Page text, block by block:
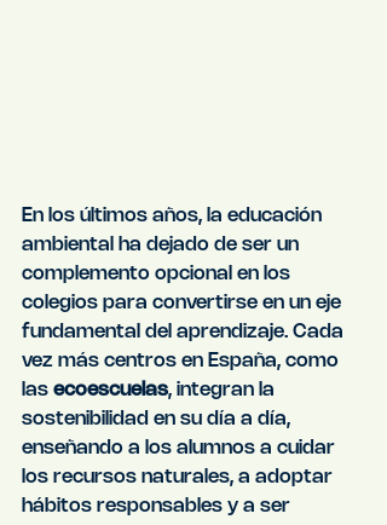
En los últimos años, la educación
ambiental ha dejado de ser un
complemento opcional en los
colegios para convertirse en un eje
fundamental del aprendizaje. Cada
vez más centros en España, como
las ecoescuelas, integran la
sostenibilidad en su día a día,
enseñando a los alumnos a cuidar
los recursos naturales, a adoptar
hábitos responsables y a ser